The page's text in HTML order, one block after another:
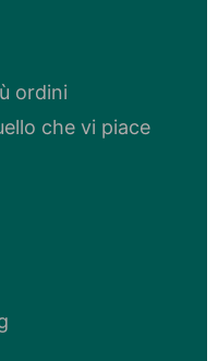
ordini
che vi piace